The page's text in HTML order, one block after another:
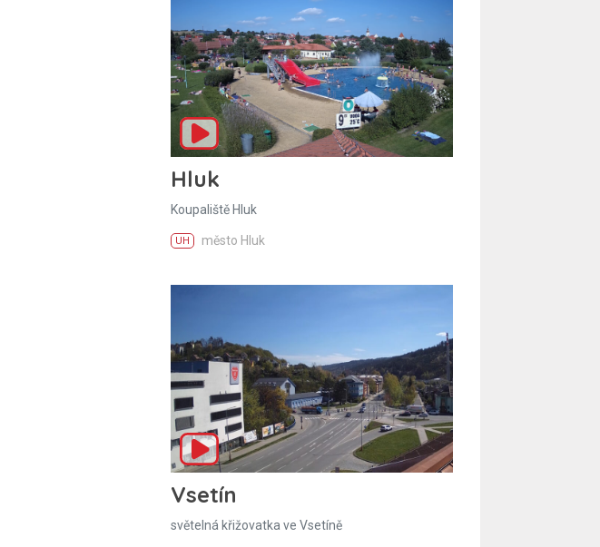
Hluk
Koupaliště Hluk
UH město Hluk
Vsetín
světelná křižovatka ve Vsetíně